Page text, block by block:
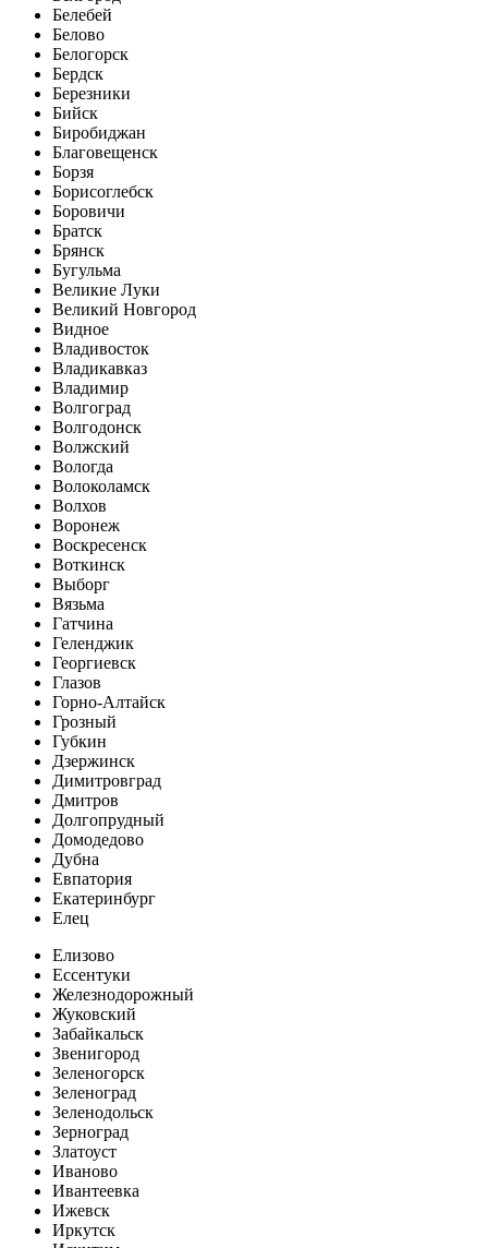
Белебей
Белово
Белогорск
Бердск
Березники
Бийск
Биробиджан
Благовещенск
Борзя
Борисоглебск
Боровичи
Братск
Брянск
Бугульма
Великие Луки
Великий Новгород
Видное
Владивосток
Владикавказ
Владимир
Волгоград
Волгодонск
Волжский
Вологда
Волоколамск
Волхов
Воронеж
Воскресенск
Воткинск
Выборг
Вязьма
Гатчина
Геленджик
Георгиевск
Глазов
Горно-Алтайск
Грозный
Губкин
Дзержинск
Димитровград
Дмитров
Долгопрудный
Домодедово
Дубна
Евпатория
Екатеринбург
Елец
Елизово
Ессентуки
Железнодорожный
Жуковский
Забайкальск
Звенигород
Зеленогорск
Зеленоград
Зеленодольск
Зерноград
Златоуст
Иваново
Ивантеевка
Ижевск
Иркутск